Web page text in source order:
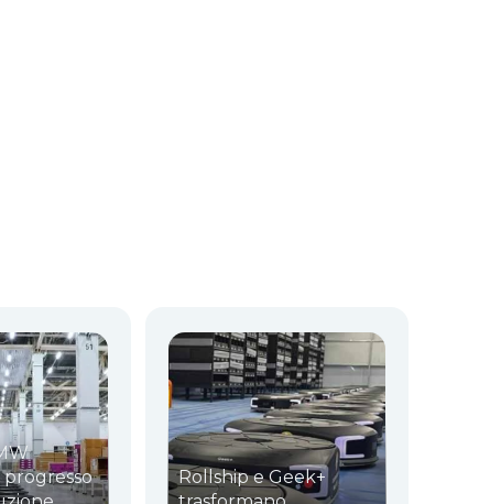
progresso
Rollship e Geek+